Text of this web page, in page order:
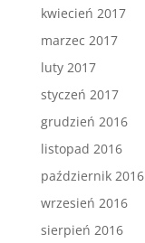
kwiecień 2017
marzec 2017
luty 2017
styczeń 2017
grudzień 2016
listopad 2016
październik 2016
wrzesień 2016
sierpień 2016